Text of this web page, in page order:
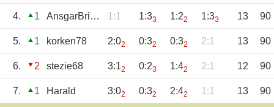
4. 1 AnsgarBrinkmann 1:1 1:33 1:22 1:33 13 90
5. 1 korken78 2:02 0:32 0:32 2:1 13 90
6. 2 stezie68 3:12 0:23 1:42 2:1 12 90
7. 1 Harald 3:02 0:32 2:42 1:1 13 90